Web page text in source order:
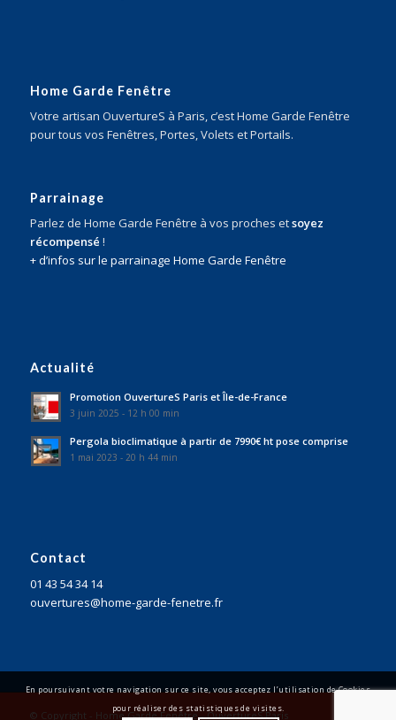
Home Garde Fenêtre
Votre artisan OuvertureS à Paris, c’est Home Garde Fenêtre
pour tous vos Fenêtres, Portes, Volets et Portails.
Parrainage
Parlez de Home Garde Fenêtre à vos proches etsoyez
récompensé !
+ d’infos sur le parrainage Home Garde Fenêtre
Actualité
Promotion OuvertureS Paris et Île-de-France
3 juin 2025 - 12 h 00 min
Pergola bioclimatique à partir de 7990€ ht pose comprise
1 mai 2023 - 20 h 44 min
Contact
01 43 54 34 14
ouvertures@home-garde-fenetre.fr
© Copyright - Home Garde Fenêtre - OuvertureS Paris
En poursuivant votre navigation sur ce site, vous acceptez l’utilisation de Cookies
pour réaliser des statistiques de visites.